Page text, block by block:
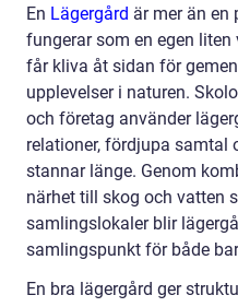
En Lägergård är mer än en
fungerar som en egen
får kliva åt sidan för
upplevelser i naturen.
och företag använder
relationer, fördjupa samtal
stannar länge. Genom
närhet till skog och vatten
samlingslokaler blir
samlingspunkt för både
En bra lägergård ger